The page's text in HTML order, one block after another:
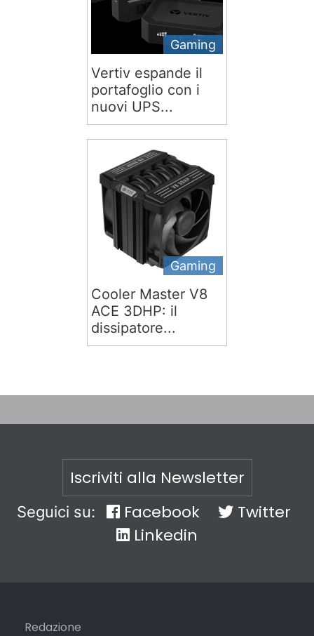
Gaming
Vertiv espande il
portafoglio con i
nuovi UPS...
Gaming
Cooler Master V8
ACE 3DHP: il
dissipatore...
Iscriviti alla Newsletter
Seguici su: Facebook
Twitter
Linkedin
Redazione